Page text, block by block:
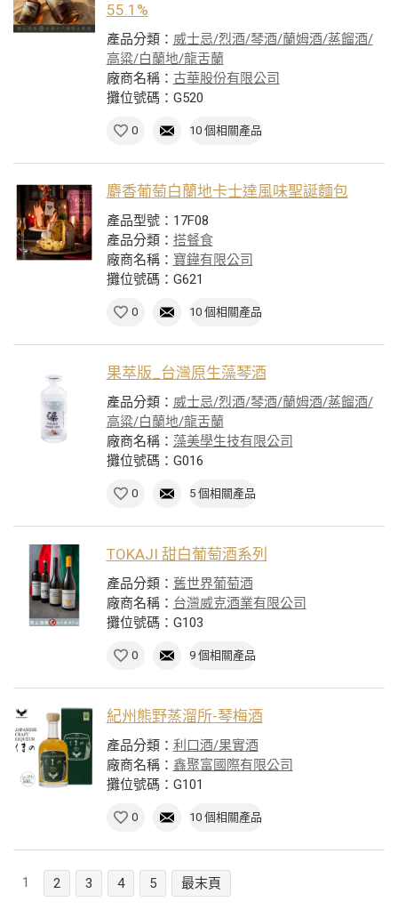
55.1%
產品分類： 威士忌/烈酒/琴酒/蘭姆酒/蒸餾酒/
高粱/白蘭地/龍舌蘭
廠商名稱： 古華股份有限公司
攤位號碼：G520
0 10 個相關產品
麝香葡萄白蘭地卡士達風味聖誕麵包
產品型號：17F08
產品分類： 搭餐食
廠商名稱： 寶鏵有限公司
攤位號碼：G621
0 10 個相關產品
果萃版_台灣原生藻琴酒
產品分類： 威士忌/烈酒/琴酒/蘭姆酒/蒸餾酒/
高粱/白蘭地/龍舌蘭
廠商名稱： 藻美學生技有限公司
攤位號碼：G016
0 5 個相關產品
TOKAJI 甜白葡萄酒系列
產品分類： 舊世界葡萄酒
廠商名稱： 台灣威克酒業有限公司
攤位號碼：G103
0 9 個相關產品
紀州熊野蒸溜所-琴梅酒
產品分類： 利口酒/果實酒
廠商名稱： 鑫聚富國際有限公司
攤位號碼：G101
0 10 個相關產品
1 2 3 4 5 最末頁